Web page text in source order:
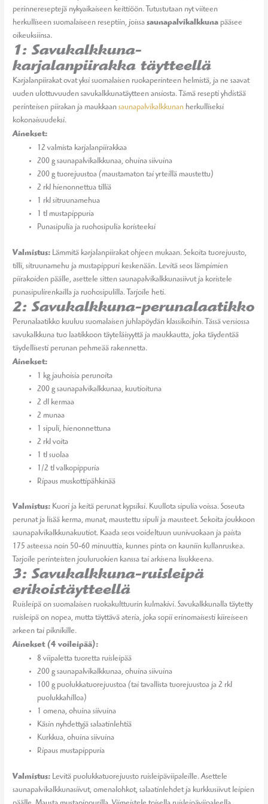
perinnereseptejä nykyaikaiseen keittiöön. Tutustutaan nyt viiteen
herkulliseen suomalaiseen reseptiin, joissasaunapalvikalkkuna pääsee
oikeuksiinsa.
1: Savukalkkuna-
karjalanpiirakka täytteellä
Karjalanpiirakat ovat yksi suomalaisen ruokaperinteen helmistä, ja ne saavat
uuden ulottuvuuden savukalkkunatäytteen ansiosta. Tämä resepti yhdistää
perinteisen piirakan ja maukkaansaunapalvikalkkunan herkulliseksi
kokonaisuudeksi.
Ainekset:
12 valmista karjalanpiirakkaa
200 g saunapalvikalkkunaa, ohuina siivuina
200 g tuorejuustoa (maustamaton tai yrteillä maustettu)
2 rkl hienonnettua tilliä
1 rkl sitruunamehua
1 tl mustapippuria
Punasipulia ja ruohosipulia koristeeksi
Valmistus: Lämmitä karjalanpiirakat ohjeen mukaan. Sekoita tuorejuusto,
tilli, sitruunamehu ja mustapippuri keskenään. Levitä seos lämpimien
piirakoiden päälle, asettele sitten saunapalvikalkkunasiivut ja koristele
punasipulirenkailla ja ruohosipulilla. Tarjoile heti.
2: Savukalkkuna-perunalaatikko
Perunalaatikko kuuluu suomalaisen juhlapöydän klassikoihin. Tässä versiossa
savukalkkuna tuo laatikkoon täyteläisyyttä ja maukkautta, joka täydentää
täydellisesti perunan pehmeää rakennetta.
Ainekset:
1 kg jauhoisia perunoita
200 g saunapalvikalkkunaa, kuutioituna
2 dl kermaa
2 munaa
1 sipuli, hienonnettuna
2 rkl voita
1 tl suolaa
1/2 tl valkopippuria
Ripaus muskottipähkinää
Valmistus: Kuori ja keitä perunat kypsiksi. Kuullota sipulia voissa. Soseuta
perunat ja lisää kerma, munat, maustettu sipuli ja mausteet. Sekoita joukkoon
saunapalvikalkkunakuutiot. Kaada seos voideltuun uunivuokaan ja paista
175 asteessa noin 50-60 minuuttia, kunnes pinta on kauniin kullanruskea.
Tarjoile perinteisten jouluruokien kanssa tai arkisena lisukkeena.
3: Savukalkkuna-ruisleipä
erikoistäytteellä
Ruisleipä on suomalaisen ruokakulttuurin kulmakivi. Savukalkkunalla täytetty
ruisleipä on nopea, mutta täyttävä ateria, joka sopii erinomaisesti kiireiseen
arkeen tai piknikille.
Ainekset (4 voileipää):
8 viipaletta tuoretta ruisleipää
200 g saunapalvikalkkunaa, ohuina siivuina
100 g puolukkatuorejuustoa (tai tavallista tuorejuustoa ja 2 rkl
puolukkahilloa)
1 omena, ohuina siivuina
Käsin nyhdettyjä salaatinlehtiä
Kurkkua, ohuina siivuina
Ripaus mustapippuria
Valmistus: Levitä puolukkatuorejuusto ruisleipäviipaleille. Asettele
saunapalvikalkkunasiivut, omenalohkot, salaatinlehdet ja kurkkusiivut leipien